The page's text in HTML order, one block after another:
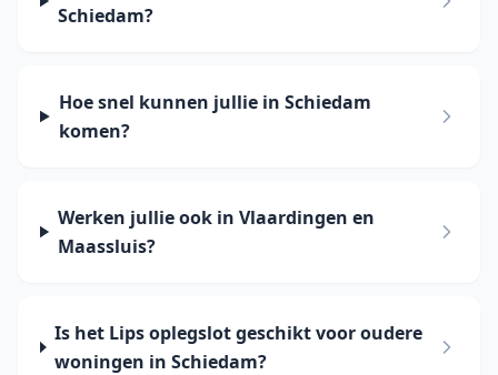
Schiedam?
Hoe snel kunnen jullie in Schiedam
komen?
Werken jullie ook in Vlaardingen en
Maassluis?
Is het Lips oplegslot geschikt voor oudere
woningen in Schiedam?